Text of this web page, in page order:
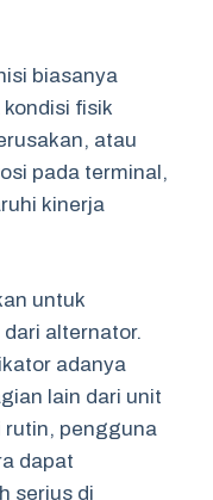
biasanya
fisik
atau
pada terminal,
kinerja
untuk
alternator.
adanya
lain dari unit
rutin, pengguna
dapat
serius di